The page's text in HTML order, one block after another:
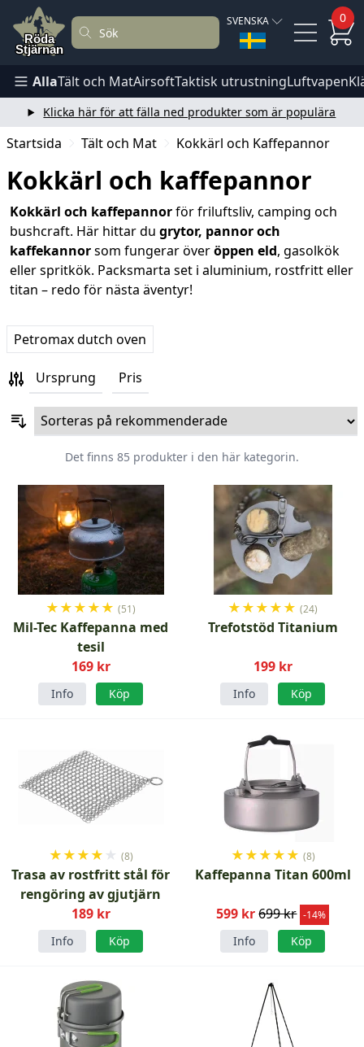
SVENSKA 0
AllaTält och MatAirsoftTaktisk utrustningLuftvapen
Klicka här för att fälla ned produkter som är populära
Startsida Tält och Mat Kokkärl och Kaffepannor
Kokkärl och kaffepannor
Kokkärl och kaffepannorför friluftsliv, camping och
bushcraft. Här hittar du grytor, pannor och
kaffekannorsom fungerar överöppen eld, gasolkök
eller spritkök. Packsmarta set i aluminium, rostfritt eller
titan – redo för nästa äventyr!
Petromax dutch oven
Ursprung Pris
Det finns 85 produkter i den här kategorin.
★★★★★ (51)
Mil-Tec Kaffepanna med
tesil
169 kr
Info Köp
★★★★★ (24)
Trefotstöd Titanium
199 kr
Info Köp
★★★★ ★ (8)
Trasa av rostfritt stål för
rengöring av gjutjärn
189 kr
Info Köp
★★★★★ (8)
Kaffepanna Titan 600ml
599 kr 699 kr -14%
Info Köp